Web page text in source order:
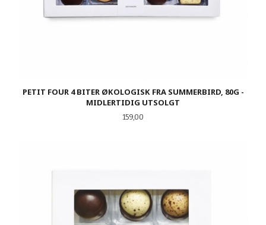
PETIT FOUR 4 BITER ØKOLOGISK FRA SUMMERBIRD, 80G -
MIDLERTIDIG UTSOLGT
Pris
159,00